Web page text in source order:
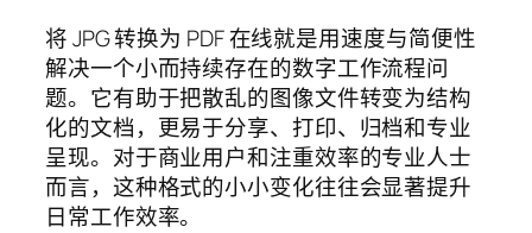
将 JPG 转换为 PDF 在线就是用速度与简便性
解决一个小而持续存在的数字工作流程问
题。它有助于把散乱的图像文件转变为结构
化的文档，更易于分享、打印、归档和专业
呈现。对于商业用户和注重效率的专业人士
而言，这种格式的小小变化往往会显著提升
日常工作效率。